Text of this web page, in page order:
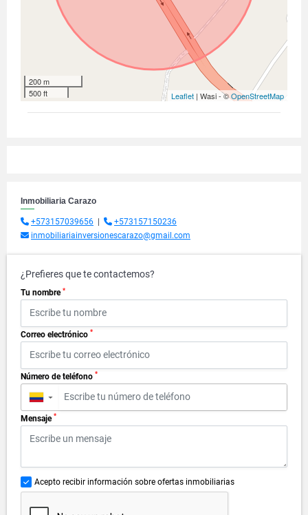
200 m
500 ft
Leaflet | Wasi - ©OpenStreetMap
Inmobiliaria Carazo
+573157039656
+573157150236
inmobiliariainversionescarazo@gmail.com
¿Prefieres que te contactemos?
Tu nombre *
Correo electrónico *
Número de teléfono *
▼
Mensaje *
Acepto recibir información sobre ofertas inmobiliarias